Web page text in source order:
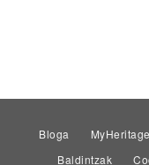
Bloga
Baldintzak